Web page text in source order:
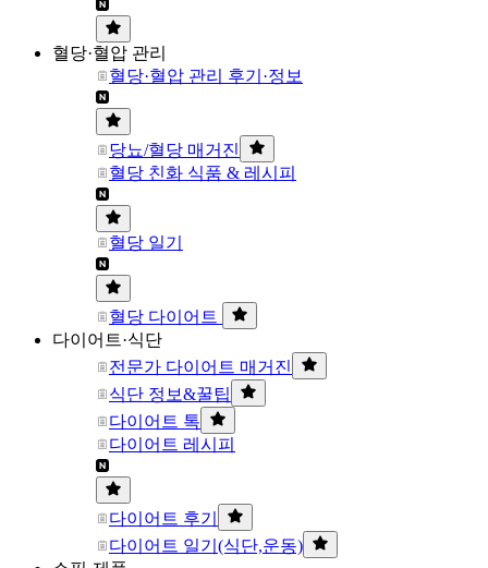
혈당·혈압 관리
혈당·혈압 관리 후기·정보
당뇨/혈당 매거진
혈당 친화 식품 & 레시피
혈당 일기
혈당 다이어트
다이어트·식단
전문가 다이어트 매거진
식단 정보&꿀팁
다이어트 톡
다이어트 레시피
다이어트 후기
다이어트 일기(식단,운동)